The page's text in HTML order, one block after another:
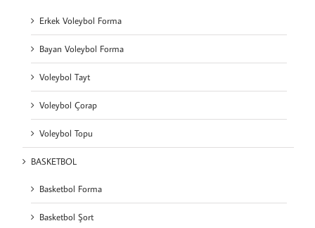
Erkek Voleybol Forma
Bayan Voleybol Forma
Voleybol Tayt
Voleybol Çorap
Voleybol Topu
BASKETBOL
Basketbol Forma
Basketbol Şort